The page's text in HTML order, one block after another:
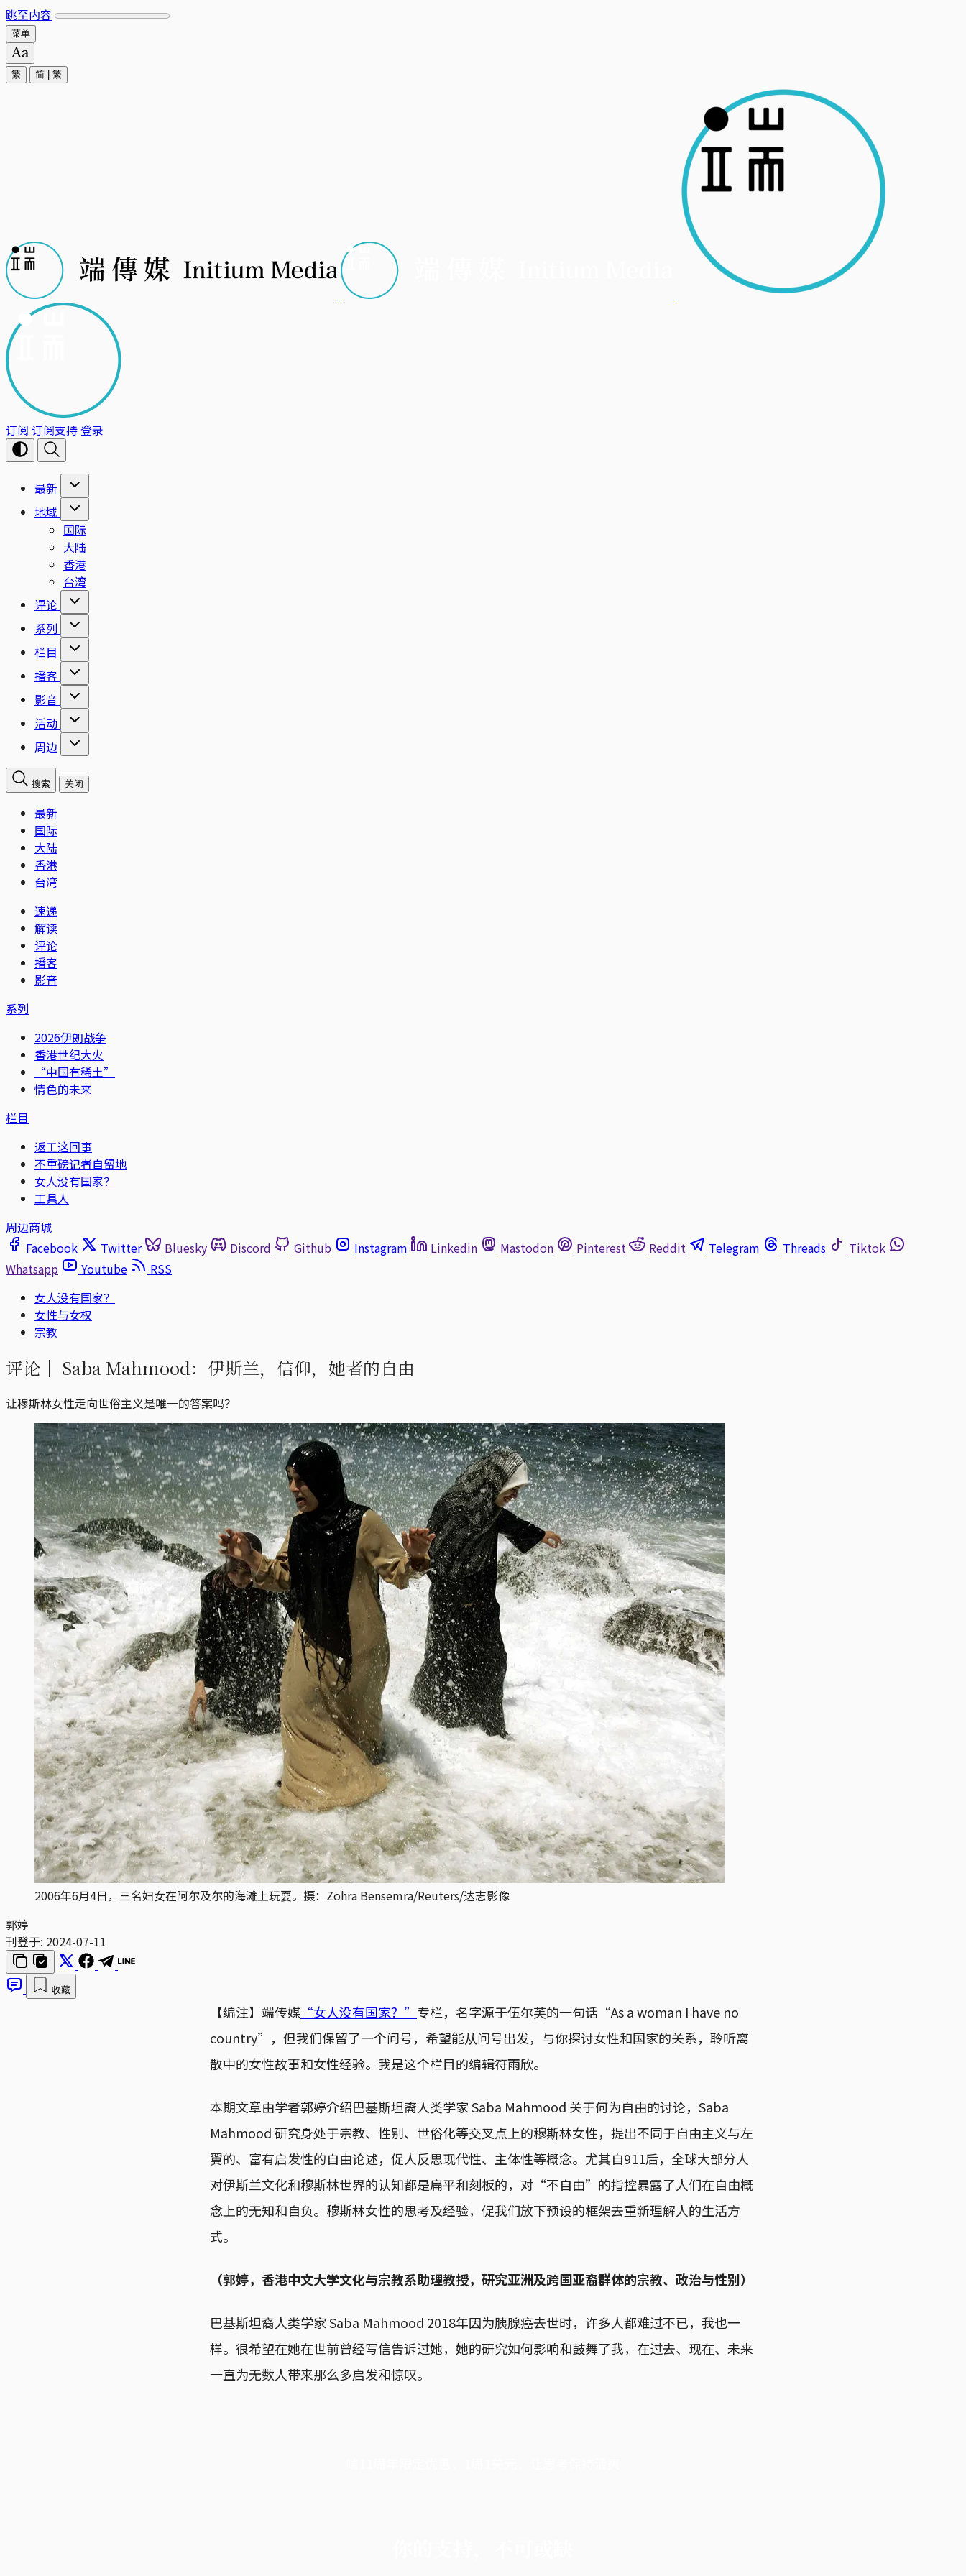
跳至内容
菜单
繁 简 繁
订阅 订阅支持登录
最新
地域
国际
大陆
香港
台湾
评论
系列
栏目
播客
影音
活动
周边
搜索 关闭
最新
国际
大陆
香港
台湾
速递
解读
评论
播客
影音
系列
2026伊朗战争
香港世纪大火
“中国有稀土”
情色的未来
栏目
返工这回事
不重磅记者自留地
女人没有国家？
工具人
周边商城
Facebook
Twitter Bluesky Discord Github Instagram Linkedin Mastodon Pinterest Reddit Telegram Threads
Tiktok
Whatsapp
Youtube
RSS
女人没有国家？
女性与女权
宗教
评论｜ Saba Mahmood：伊斯兰，信仰，她者的自由
让穆斯林女性走向世俗主义是唯一的答案吗？
2006年6月4日，三名妇女在阿尔及尔的海滩上玩耍。摄：Zohra Bensemra/Reuters/达志影像
郭婷
刊登于: 2024-07-11
收藏
【编注】端传媒 “女人没有国家？” 专栏，名字源于伍尔芙的一句话“As a woman I have no
country”，但我们保留了一个问号，希望能从问号出发，与你探讨女性和国家的关系，聆听离
散中的女性故事和女性经验。我是这个栏目的编辑符雨欣。
本期文章由学者郭婷介绍巴基斯坦裔人类学家 Saba Mahmood 关于何为自由的讨论，Saba
Mahmood 研究身处于宗教、性别、世俗化等交叉点上的穆斯林女性，提出不同于自由主义与左
翼的、富有启发性的自由论述，促人反思现代性、主体性等概念。尤其自911后，全球大部分人
对伊斯兰文化和穆斯林世界的认知都是扁平和刻板的，对“不自由”的指控暴露了人们在自由概
念上的无知和自负。穆斯林女性的思考及经验，促我们放下预设的框架去重新理解人的生活方
式。
（郭婷，香港中文大学文化与宗教系助理教授，研究亚洲及跨国亚裔群体的宗教、政治与性别）
巴基斯坦裔人类学家 Saba Mahmood 2018年因为胰腺癌去世时，许多人都难过不已，我也一
样。很希望在她在世前曾经写信告诉过她，她的研究如何影响和鼓舞了我，在过去、现在、未来
一直为无数人带来那么多启发和惊叹。